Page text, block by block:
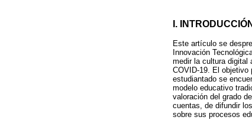
I.
Este artículo se
Innovación
medir la cultura digital
COVID-19. El objetivo
estudiantado se
modelo educativo
valoración del grado
cuentas, de difundir
sobre sus procesos